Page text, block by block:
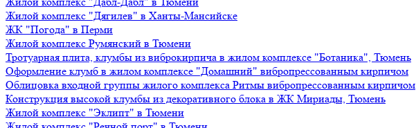
Жилой комплекс "Дягилев" в Ханты-Мансийске
ЖК "Погода" в Перми
Жилой комплекс Румянский в Тюмени
Тротуарная плита, клумбы из виброкирпича в жилом комплексе "Ботаника", Тюмень
Оформление клумб в жилом комплексе "Домашний" вибропрессованным кирпичом
Облицовка входной группы жилого комплекса Ритмы вибропрессованным кирпичом
Конструкция высокой клумбы из декоративного блока в ЖК Мириады, Тюмень
Жилой комплекс "Эклипт" в Тюмени